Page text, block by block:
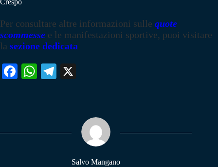
Crespo
Per consultare altre informazioni sulle quote
scommesse e le manifestazioni sportive, puoi visitare
la sezione dedicata
Fa W
pp
Te
m
Salvo Mangano